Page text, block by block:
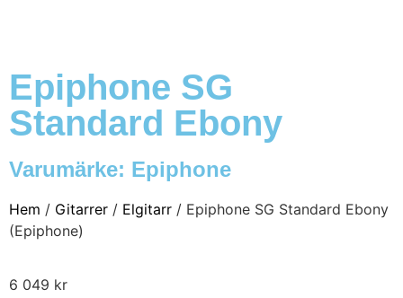
Epiphone SG
Standard Ebony
Varumärke: Epiphone
Hem / Gitarrer / Elgitarr / Epiphone SG Standard Ebony
(Epiphone)
6 049 kr